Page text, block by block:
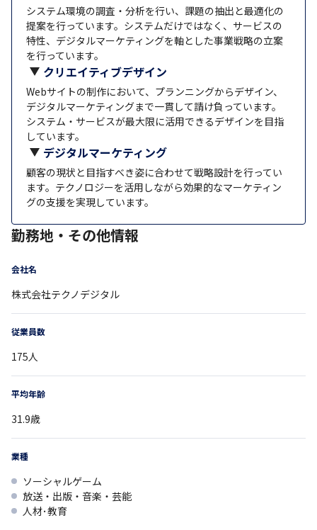
システム環境の調査・分析を行い、課題の抽出と最適化の
提案を行っています。システムだけではなく、サービスの
特性、デジタルマーケティングを軸とした事業戦略の立案
を行っています。
クリエイティブデザイン
Webサイトの制作において、プランニングからデザイン、
デジタルマーケティングまで一貫して請け負っています。
システム・サービスが最大限に活用できるデザインを目指
しています。
デジタルマーケティング
顧客の現状と目指すべき姿に合わせて戦略設計を行ってい
ます。テクノロジーを活用しながら効果的なマーケティン
グの支援を実現しています。
勤務地・その他情報
会社名
株式会社テクノデジタル
従業員数
175人
平均年齢
31.9歳
業種
ソーシャルゲーム
放送・出版・音楽・芸能
人材･教育